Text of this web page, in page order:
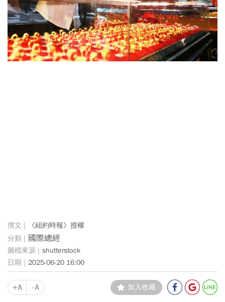
《紐約時報》授權
國際總經
shutterstock
2025-06-20 16:00
+A -A 加入收藏